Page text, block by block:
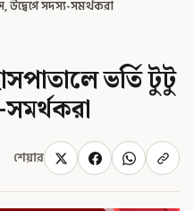
সদস্য-সমর্থকরা
ভর্তি টুটু
শেয়ার